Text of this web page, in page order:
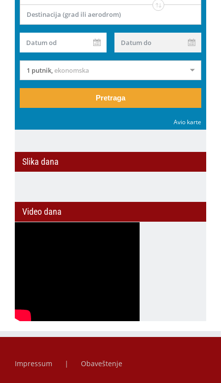
Destinacija (grad ili aerodrom)
Datum od Datum do
1 putnik,ekonomska
Pretraga
Avio karte
Slika dana
Video dana
Impressum Obaveštenje